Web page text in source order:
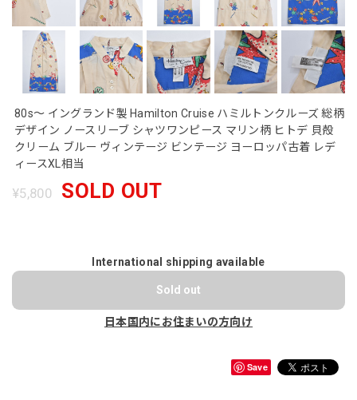
80s～ イングランド製 Hamilton Cruise ハミルトンクルーズ 総柄
デザイン ノースリーブ シャツワンピース マリン柄 ヒトデ 貝殻
クリーム ブルー ヴィンテージ ビンテージ ヨーロッパ古着 レデ
ィースXL相当
¥5,800 SOLD OUT
International shipping available
Sold out
日本国内にお住まいの方向け
Save